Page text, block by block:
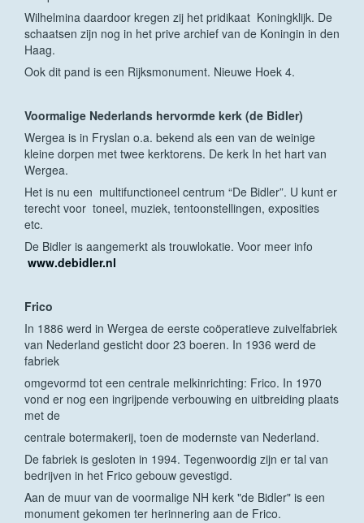
Wilhelmina daardoor kregen zij het pridikaat Koningklijk. De
schaatsen zijn nog in het prive archief van de Koningin in den
Haag.
Ook dit pand is een Rijksmonument. Nieuwe Hoek 4.
Voormalige Nederlands hervormde kerk (de Bidler)
Wergea is in Fryslan o.a. bekend als een van de weinige
kleine dorpen met twee kerktorens. De kerk In het hart van
Wergea.
Het is nu een multifunctioneel centrum “De Bidler”. U kunt er
terecht voor toneel, muziek, tentoonstellingen, exposities
etc.
De Bidler is aangemerkt als trouwlokatie. Voor meer info
www.debidler.nl
Frico
In 1886 werd in Wergea de eerste coöperatieve zuivelfabriek
van Nederland gesticht door 23 boeren. In 1936 werd de
fabriek
omgevormd tot een centrale melkinrichting: Frico. In 1970
vond er nog een ingrijpende verbouwing en uitbreiding plaats
met de
centrale botermakerij, toen de modernste van Nederland.
De fabriek is gesloten in 1994. Tegenwoordig zijn er tal van
bedrijven in het Frico gebouw gevestigd.
Aan de muur van de voormalige NH kerk "de Bidler" is een
monument gekomen ter herinnering aan de Frico.